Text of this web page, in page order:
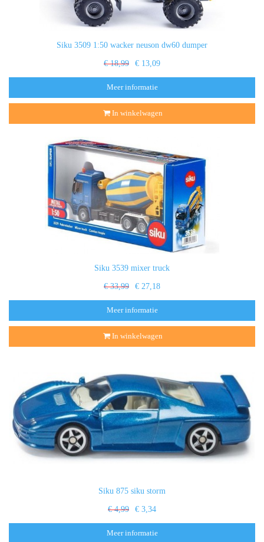
Siku 3509 1:50 wacker neuson dw60 dumper
€ 18,99 € 13,09
Meer informatie
In winkelwagen
Siku 3539 mixer truck
€ 33,99 € 27,18
Meer informatie
In winkelwagen
Siku 875 siku storm
€ 4,99 € 3,34
Meer informatie